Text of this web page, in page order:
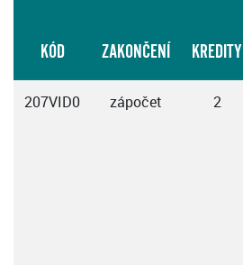
KÓD ZAKONČENÍ KREDITY
207VID0 zápočet 2